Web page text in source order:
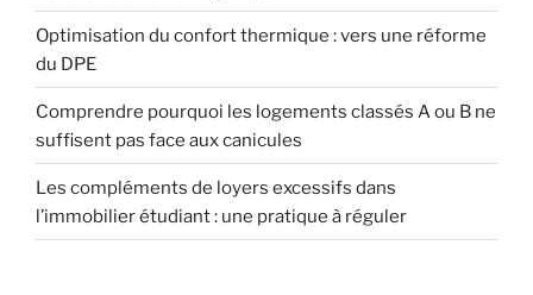
Optimisation du confort thermique : vers une réforme
du DPE
Comprendre pourquoi les logements classés A ou B ne
suffisent pas face aux canicules
Les compléments de loyers excessifs dans
l’immobilier étudiant : une pratique à réguler